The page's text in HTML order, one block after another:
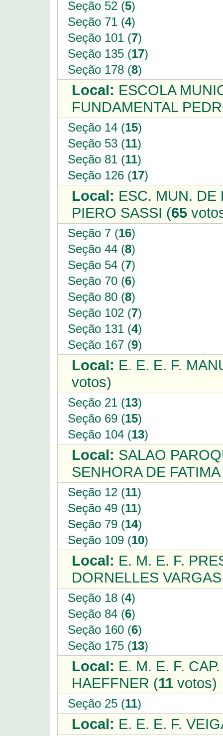
Seção 52 (5)
Seção 71 (4)
Seção 101 (7)
Seção 135 (17)
Seção 178 (8)
Local: ESCOLA
FUNDAMENTAL
Seção 14 (15)
Seção 53 (11)
Seção 81 (11)
Seção 126 (17)
Local: ESC. MUN. DE
PIERO SASSI (65
Seção 7 (16)
Seção 44 (8)
Seção 54 (7)
Seção 70 (6)
Seção 80 (8)
Seção 102 (7)
Seção 131 (4)
Seção 167 (9)
Local: E. E. E. F.
votos)
Seção 21 (13)
Seção 69 (15)
Seção 104 (13)
Local: SALAO
SENHORA DE FATIMA
Seção 12 (11)
Seção 49 (11)
Seção 79 (14)
Seção 109 (10)
Local: E. M. E. F.
DORNELLES
Seção 18 (4)
Seção 84 (6)
Seção 160 (6)
Seção 175 (13)
Local: E. M. E. F.
HAEFFNER (11 votos)
Seção 25 (11)
Local: E. E. E. F.